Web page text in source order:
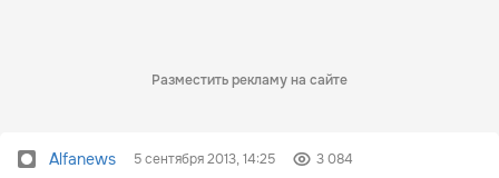
Разместить рекламу на сайте
Alfanews 5 сентября 2013, 14:25 3 084